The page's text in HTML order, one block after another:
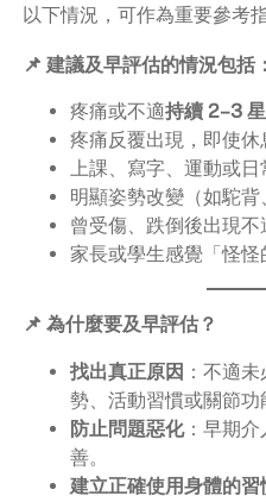
以下情況，可作為重要參考指
📌 建議及早評估的情況包括：
疼痛或不適持續 2–3
疼痛反覆出現，即使休
上課、寫字、運動或日
明顯姿勢改變（如駝背
曾受傷、跌倒後出現不
家長或學生感覺「怪怪
📌 為什麼要及早評估？
找出真正原因 ：不適
勢、活動習慣或關節功
防止問題惡化：早期介
善。
建立正確使用身體的習